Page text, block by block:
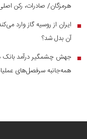
هرمزگان/ صادرات، رکن
■
ایران از روسیه گاز وارد
آن بدل شد؟
■
همه‌جانبه سرفصل‌های